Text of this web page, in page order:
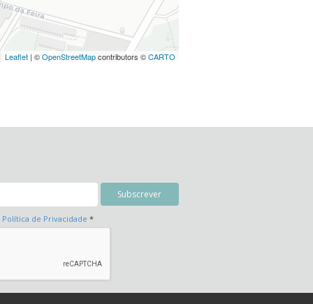
Leaflet | ©OpenStreetMapcontributors ©CARTO
Política de Privacidade *